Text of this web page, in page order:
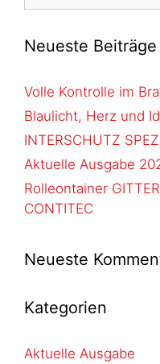
Neueste Beiträge
Volle Kontrolle im
Blaulicht, Herz und
INTERSCHUTZ
Aktuelle Ausgabe
Rolleontainer
CONTITEC
Neueste
Kategorien
Aktuelle Ausgabe